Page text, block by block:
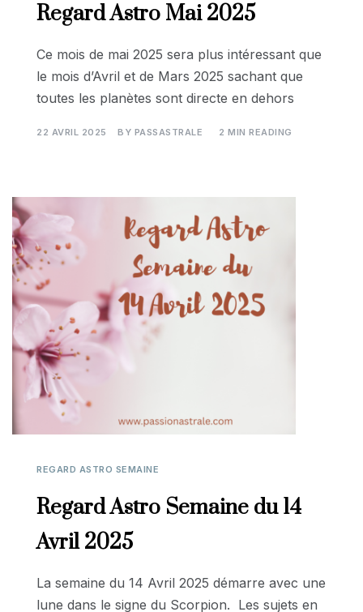
Regard Astro Mai 2025
Ce mois de mai 2025 sera plus intéressant que
le mois d’Avril et de Mars 2025 sachant que
toutes les planètes sont directe en dehors
22 AVRIL 2025 BY PASSASTRALE 2 MIN READING
REGARD ASTRO SEMAINE
Regard Astro Semaine du 14
Avril 2025
La semaine du 14 Avril 2025 démarre avec une
lune dans le signe du Scorpion. Les sujets en